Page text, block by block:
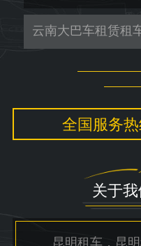
全国服务热
关于我
昆明租车，昆明